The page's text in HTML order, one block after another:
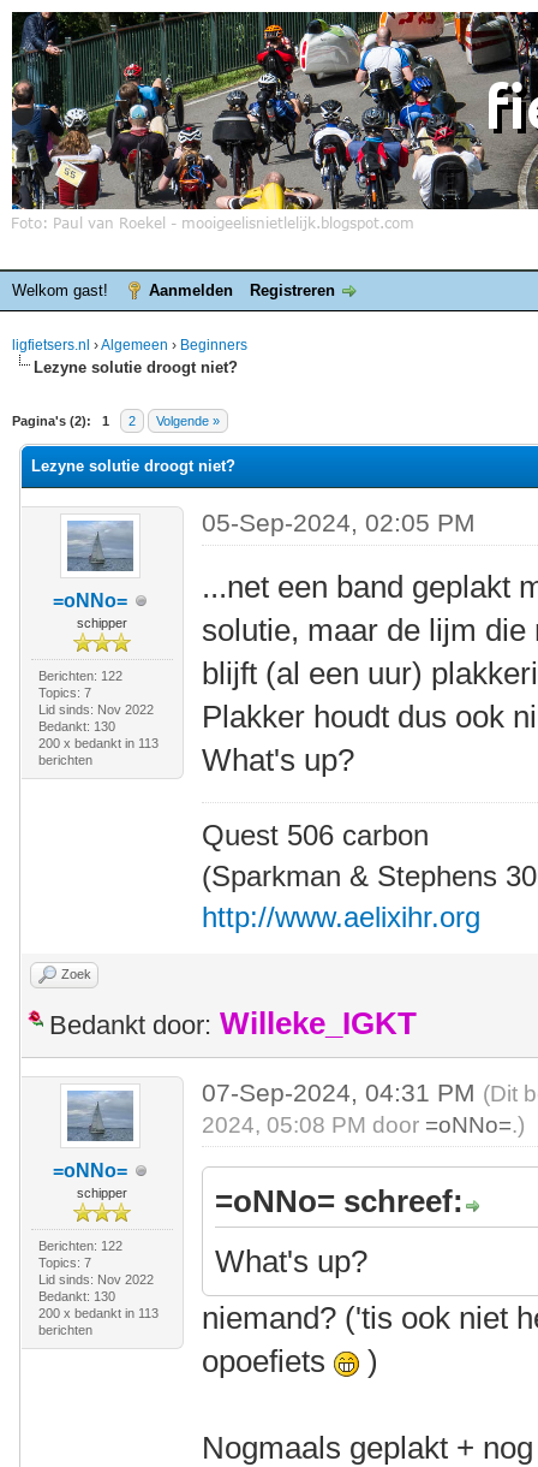
Welkom gast! Aanmelden Registreren
ligfietsers.nl ›Algemeen › Beginners
Lezyne solutie droogt niet?
Pagina's (2): 1 2 Volgende »
waardering is 0
Lezyne solutie droogt niet?
=oNNo=
schipper
Berichten: 122
Topics: 7
Lid sinds: Nov 2022
Bedankt: 130
200 x bedankt in 113
berichten
05-Sep-2024, 02:05 PM
...net een band geplakt
solutie, maar de lijm
blijft (al een uur)
Plakker houdt dus ook
What's up?
Quest 506 carbon
(Sparkman & Stephens
http://www.aelixihr.org
Zoek
Bedankt door: Willeke_IGKT
=oNNo=
schipper
Berichten: 122
Topics: 7
Lid sinds: Nov 2022
Bedankt: 130
200 x bedankt in 113
berichten
07-Sep-2024, 04:31 PM (Dit
2024, 05:08 PM door =oNNo=.)
=oNNo= schreef:
What's up?
niemand? ('tis ook niet
opoefiets
)
Nogmaals geplakt +